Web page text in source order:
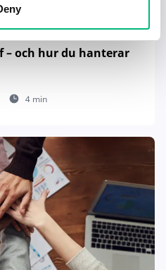
– och hur du hanterar
4 min